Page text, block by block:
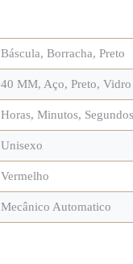
Báscula, Borracha, Preto
40 MM, Aço, Preto,
Horas, Minutos, Segundos
Unisexo
Vermelho
Mecânico Automatico